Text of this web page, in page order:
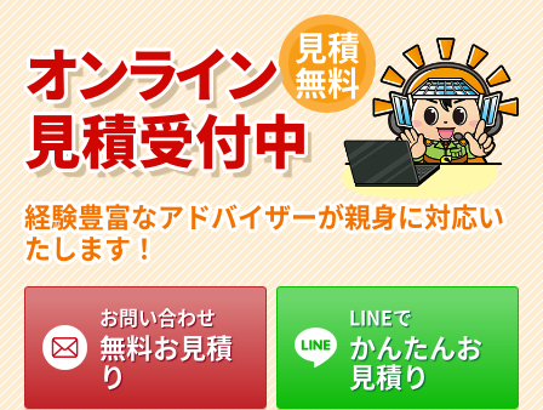
オンライン
見積受付中
見積
無料
経験豊富なアドバイザーが親身に対応い
たします！
お問い合わせ
無料お見積
り
LINEで
かんたんお
見積り